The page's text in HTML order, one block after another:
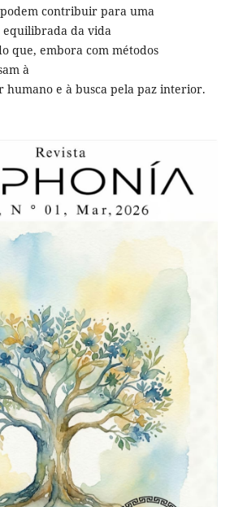
podem contribuir para uma
equilibrada da vida
que, embora com métodos
à
humano e à busca pela paz interior.